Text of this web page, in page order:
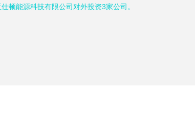
顿能源科技有限公司对外投资3家公司。